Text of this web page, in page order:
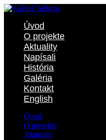
Úvod
O projekte
Aktuality
Napísali
História
Galéria
Kontakt
English
Úvod
O projekte
Aktuality